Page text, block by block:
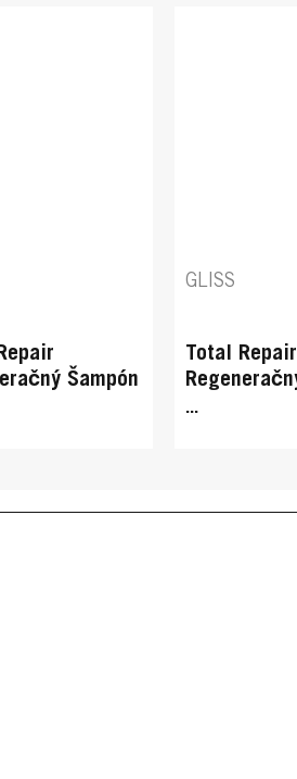
Šampón
GLISS
Total Repair
kondicionér
...